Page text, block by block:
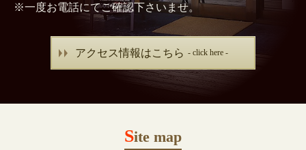
※一度お電話にてご確認下さいませ。
アクセス情報はこちら - click here -
Site map